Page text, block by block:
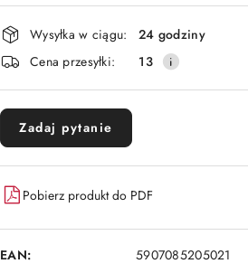
Dostępność
i
dostawa
Wysyłka w ciągu:
24 godziny
Cena przesyłki:
13
Zadaj pytanie
Pobierz produkt do PDF
EAN: 5907085205021